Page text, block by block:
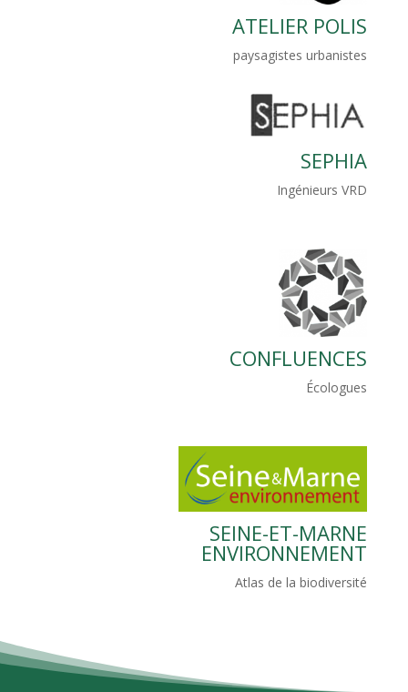
ATELIER POLIS
paysagistes urbanistes
SEPHIA
Ingénieurs VRD
CONFLUENCES
Écologues
SEINE-ET-MARNE
ENVIRONNEMENT
Atlas de la biodiversité